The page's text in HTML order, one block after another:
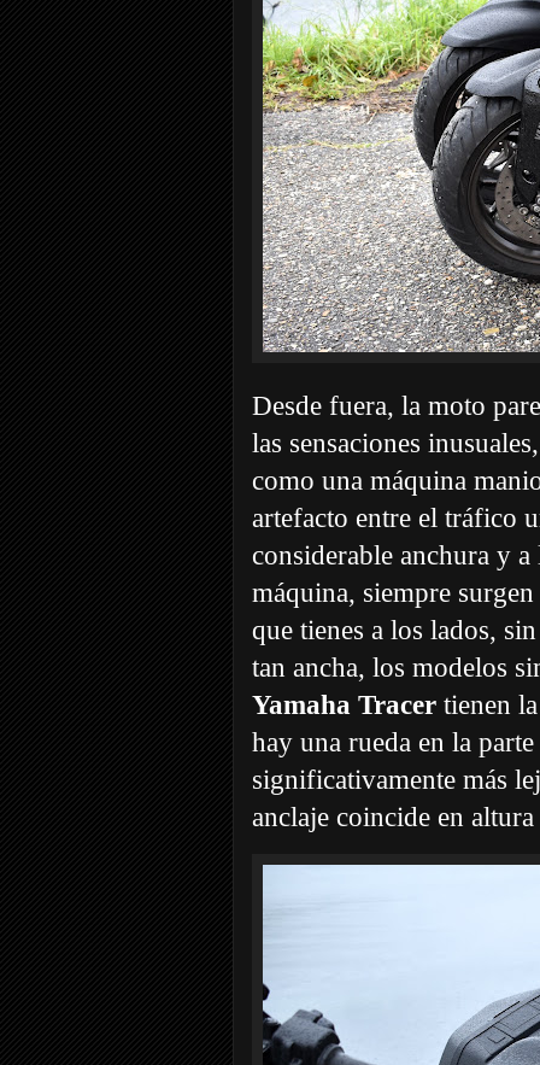
Desde fuera, la moto
las sensaciones
como una máquina
artefacto entre el tráfico
considerable anchura y
máquina, siempre
que tienes a los lados,
tan ancha, los modelos
Yamaha Tracer tienen
hay una rueda en la
significativamente más
anclaje coincide en